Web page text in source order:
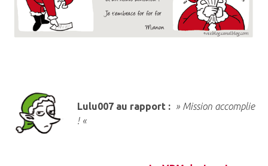
Lulu007 au rapport : » Mission accomplie
! «